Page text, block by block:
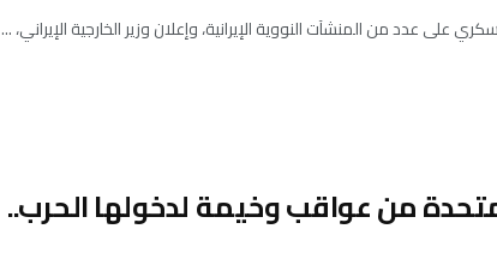
على عدد من المنشآت النووية الإيرانية، وإعلان وزير الخارجية الإيراني، ...
من عواقب وخيمة لدخولها الحرب..